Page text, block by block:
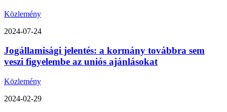
Közlemény
2024-07-24
Jogállamisági jelentés: a kormány továbbra sem
veszi figyelembe az uniós ajánlásokat
Közlemény
2024-02-29